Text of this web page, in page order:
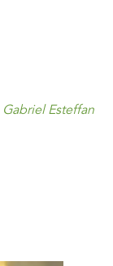
Gabriel Esteffan